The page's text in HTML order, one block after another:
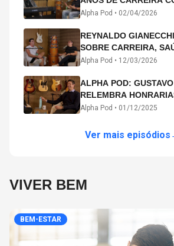
segue com o […]ÁLBUM
Alpha Pod • 02/04/2026
REYNALDO
SOBRE CARREIRA,
CAMINHOS
Alpha Pod • 12/03/2026
ALPHA POD:
RELEMBRA
MICHAEL PHELPS O
Alpha Pod • 01/12/2025
Ver mais episódios
VIVER BEM
BEM-ESTAR